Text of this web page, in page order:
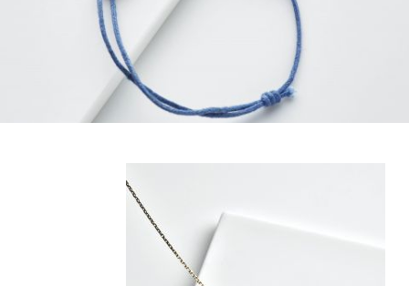
Little one